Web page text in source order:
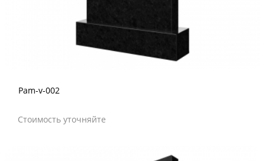
Pam-v-002
Стоимость уточняйте